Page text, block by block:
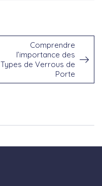
Comprendre
l’importance des
Types de Verrous de
Porte